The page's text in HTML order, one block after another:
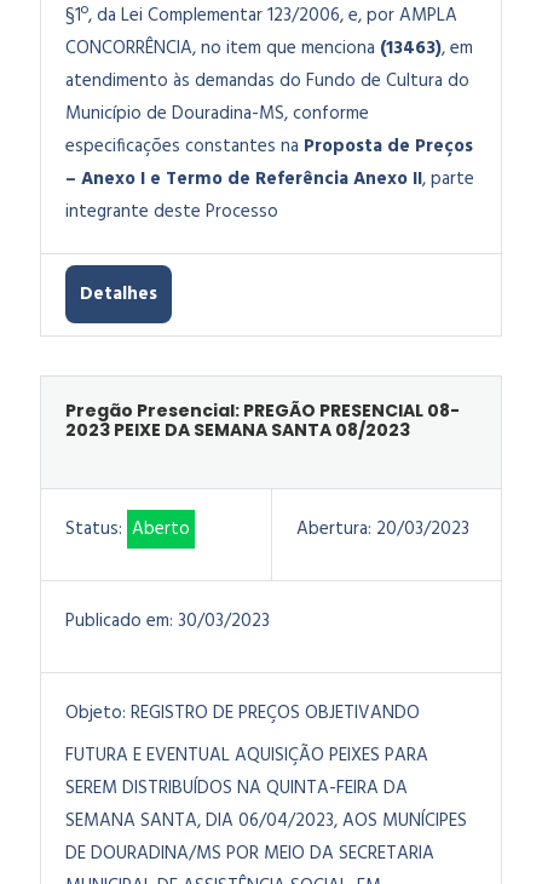
§1º, da Lei Complementar 123/2006, e, por AMPLA
CONCORRÊNCIA, no item que menciona (13463), em
atendimento às demandas do Fundo de Cultura do
Município de Douradina-MS, conforme
especificações constantes na Proposta de Preços
– Anexo I e Termo de Referência Anexo II, parte
integrante deste Processo
Detalhes
Pregão Presencial: PREGÃO PRESENCIAL 08-
2023 PEIXE DA SEMANA SANTA 08/2023
Status: Aberto Abertura: 20/03/2023
Publicado em: 30/03/2023
Objeto: REGISTRO DE PREÇOS OBJETIVANDO
FUTURA E EVENTUAL AQUISIÇÃO PEIXES PARA
SEREM DISTRIBUÍDOS NA QUINTA-FEIRA DA
SEMANA SANTA, DIA 06/04/2023, AOS MUNÍCIPES
DE DOURADINA/MS POR MEIO DA SECRETARIA